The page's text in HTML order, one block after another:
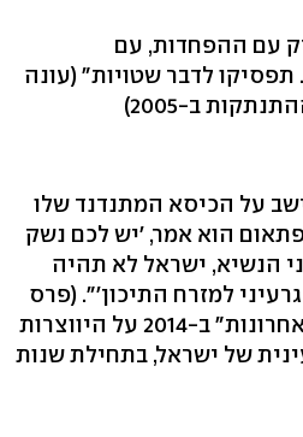
עם ההפחדות, עם
לדבר שטויות" (עונה
ב-2005)
ישב על הכיסא המתנדנד שלו
הוא אמר, 'יש לכם נשק
הנשיא, ישראל לא תהיה
למזרח התיכון'". (פרס
מספר בראיון ל"ידיעות אחרונות" ב-2014 על היווצרות
של ישראל, בתחילת שנות